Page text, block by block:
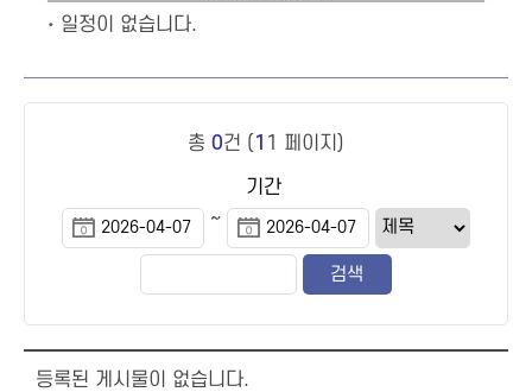
일정이 없습니다.
총 0건 ( 1 1 페이지)
기간
~
등록된 게시물이 없습니다.